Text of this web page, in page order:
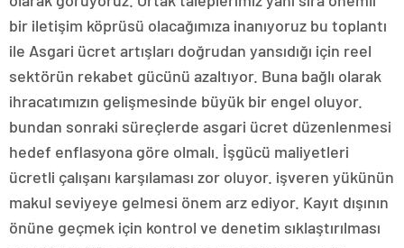
bir iletişim köprüsü olacağımıza inanıyoruz bu toplantı
ile Asgari ücret artışları doğrudan yansıdığı için reel
sektörün rekabet gücünü azaltıyor. Buna bağlı olarak
ihracatımızın gelişmesinde büyük bir engel oluyor.
bundan sonraki süreçlerde asgari ücret düzenlenmesi
hedef enflasyona göre olmalı. İşgücü maliyetleri
ücretli çalışanı karşılaması zor oluyor. işveren yükünün
makul seviyeye gelmesi önem arz ediyor. Kayıt dışının
önüne geçmek için kontrol ve denetim sıklaştırılması